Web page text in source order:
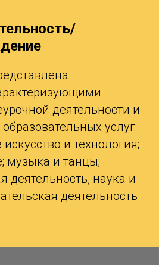
деятельности и
услуг:
и технология;
музыка и танцы;
деятельность, наука и
деятельность